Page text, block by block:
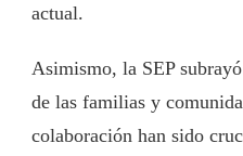
actual.
Asimismo, la SEP
de las familias y
colaboración han sido